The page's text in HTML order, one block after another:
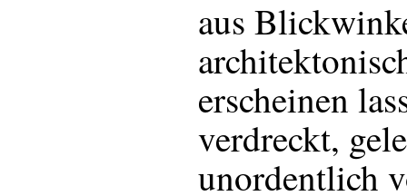
aus
erscheinen
verdreckt,
unordentlich